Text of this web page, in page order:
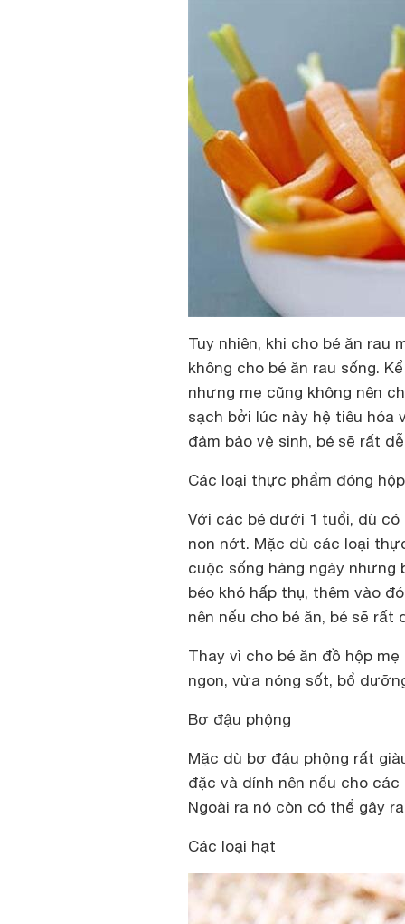
Tuy nhiên, khi cho bé ăn rau
không cho bé ăn rau sống.
nhưng mẹ cũng không nên
sạch bởi lúc này hệ tiêu hóa
đảm bảo vệ sinh, bé sẽ rất
Các loại thực phẩm đóng
Với các bé dưới 1 tuổi, dù
non nớt. Mặc dù các loại
cuộc sống hàng ngày
béo khó hấp thụ, thêm vào
nên nếu cho bé ăn, bé sẽ
Thay vì cho bé ăn đồ hộp
ngon, vừa nóng sốt, bổ
Bơ đậu phộng
Mặc dù bơ đậu phộng rất
đặc và dính nên nếu cho
Ngoài ra nó còn có thể gây
Các loại hạt